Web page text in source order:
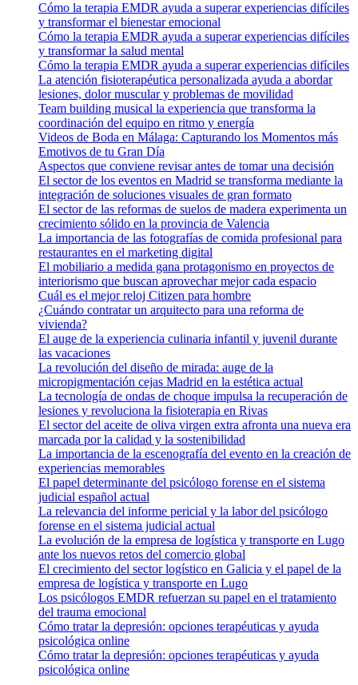
Cómo la terapia EMDR ayuda a superar experiencias difíciles
y transformar el bienestar emocional
Cómo la terapia EMDR ayuda a superar experiencias difíciles
y transformar la salud mental
Cómo la terapia EMDR ayuda a superar experiencias difíciles
La atención fisioterapéutica personalizada ayuda a abordar
lesiones, dolor muscular y problemas de movilidad
Team building musical la experiencia que transforma la
coordinación del equipo en ritmo y energía
Videos de Boda en Málaga: Capturando los Momentos más
Emotivos de tu Gran Día
Aspectos que conviene revisar antes de tomar una decisión
El sector de los eventos en Madrid se transforma mediante la
integración de soluciones visuales de gran formato
El sector de las reformas de suelos de madera experimenta un
crecimiento sólido en la provincia de Valencia
La importancia de las fotografías de comida profesional para
restaurantes en el marketing digital
El mobiliario a medida gana protagonismo en proyectos de
interiorismo que buscan aprovechar mejor cada espacio
Cuál es el mejor reloj Citizen para hombre
¿Cuándo contratar un arquitecto para una reforma de
vivienda?
El auge de la experiencia culinaria infantil y juvenil durante
las vacaciones
La revolución del diseño de mirada: auge de la
micropigmentación cejas Madrid en la estética actual
La tecnología de ondas de choque impulsa la recuperación de
lesiones y revoluciona la fisioterapia en Rivas
El sector del aceite de oliva virgen extra afronta una nueva era
marcada por la calidad y la sostenibilidad
La importancia de la escenografía del evento en la creación de
experiencias memorables
El papel determinante del psicólogo forense en el sistema
judicial español actual
La relevancia del informe pericial y la labor del psicólogo
forense en el sistema judicial actual
La evolución de la empresa de logística y transporte en Lugo
ante los nuevos retos del comercio global
El crecimiento del sector logístico en Galicia y el papel de la
empresa de logística y transporte en Lugo
Los psicólogos EMDR refuerzan su papel en el tratamiento
del trauma emocional
Cómo tratar la depresión: opciones terapéuticas y ayuda
psicológica online
Cómo tratar la depresión: opciones terapéuticas y ayuda
psicológica online